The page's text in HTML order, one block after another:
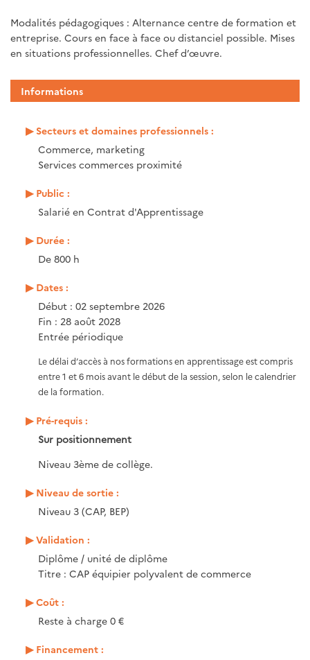
Modalités pédagogiques : Alternance centre de formation et
entreprise. Cours en face à face ou distanciel possible. Mises
en situations professionnelles. Chef d’œuvre.
Informations
Secteurs et domaines professionnels :
Commerce, marketing
Services commerces proximité
Public :
Salarié en Contrat d'Apprentissage
Durée :
De 800 h
Dates :
Début : 02 septembre 2026
Fin : 28 août 2028
Entrée périodique
Le délai d’accès à nos formations en apprentissage est compris
entre 1 et 6 mois avant le début de la session, selon le calendrier
de la formation.
Pré-requis :
Sur positionnement
Niveau 3ème de collège.
Niveau de sortie :
Niveau 3 (CAP, BEP)
Validation :
Diplôme / unité de diplôme
Titre : CAP équipier polyvalent de commerce
Coût :
Reste à charge 0 €
Financement :